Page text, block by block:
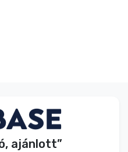
ajánlott”